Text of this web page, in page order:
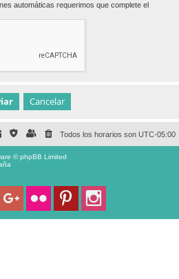
automáticas requerimos que complete el
Todos los horarios son UTC-05:00
© phpBB Limited